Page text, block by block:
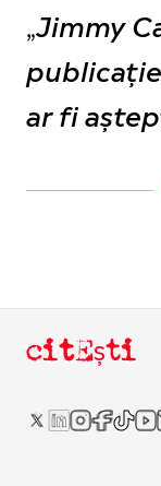
„Jimmy
ar fi
citEști